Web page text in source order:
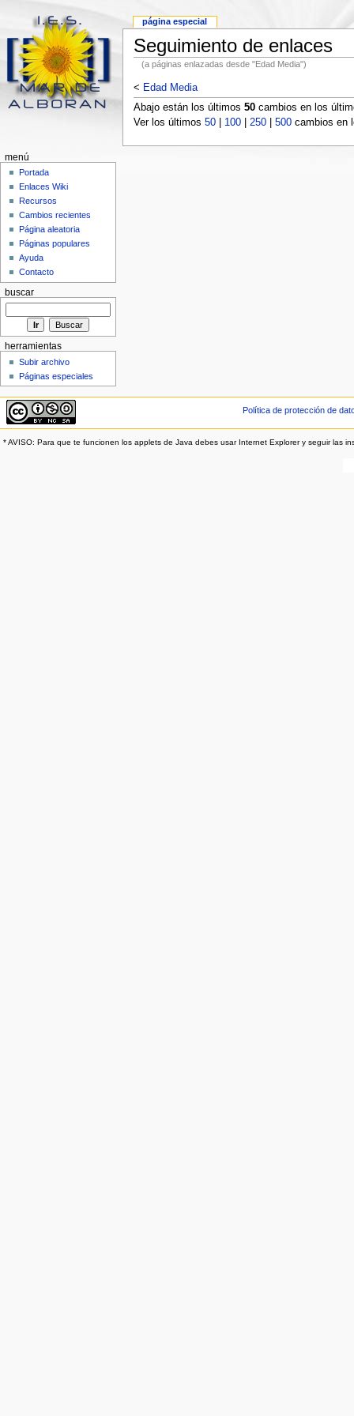
Seguimiento de enlaces
(a páginas enlazadas desde "Edad Media")
< Edad Media
Abajo están los últimos 50cambios en los
Ver los últimos 50| 100| 250| 500cambios en
página especial
menú
Portada
Enlaces Wiki
Recursos
Cambios recientes
Página aleatoria
Páginas populares
Ayuda
Contacto
buscar
herramientas
Subir archivo
Páginas especiales
Política de protección de
* AVISO: Para que te funcionen los applets de Java debes usar Internet Explorer y seguir las